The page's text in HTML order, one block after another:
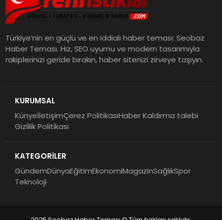
Türkiye’nin en güçlü ve en iddialı haber teması: Seobaz
Haber Teması. Hız, SEO uyumu ve modern tasarımıyla
rakiplerinizi geride bırakın, haber sitenizi zirveye taşıyın.
KURUMSAL
KünyeİletişimÇerez PolitikasıHaber Kaldırma talebi
Gizlilik Politikası
KATEGORİLER
GündemDünyaEğitimEkonomiMagazinSağlıkSpor
Teknoloji